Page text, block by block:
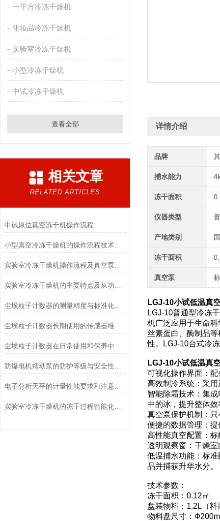
一平方冷冻干燥机
化妆品冷冻干燥机
实验室冷冻干燥机
小型冷冻干燥机
中试冷冻干燥机
查看全部
相关文章
RELATED ARTICLES
中试原位真空冻干机操作流程
小型真空冷冻干燥机的操作流程技术详解
尘埃粒子计数器的测量精度与标准化方法
电子分析天平的计量性能要求和注意事项说明
实验室冷冻干燥机的冻干过程智能化功能和基本操作流程
详情介绍
品牌
捕水能力
冻干面积
仪器类型
产地类别
冻干面积
真空泵
LGJ-10小试低温真
LGJ-10普通型冷冻
机广泛应用于生命
丝素蛋白、酶制品
性。LGJ-10台式冷
LGJ-10小试低温真
可视化操作界面：
高效制冷系统：采
智能除霜技术：集
中的冰，提升整体效
真空泵保护机制：
便捷的数据管理：
高性能真空配置：
透明观察窗：干燥
低温捕水功能：标
品并捕获升华水分。
技术参数：
冻干面积：0.12㎡
盘装物料：1.2L（料
物料盘尺寸：